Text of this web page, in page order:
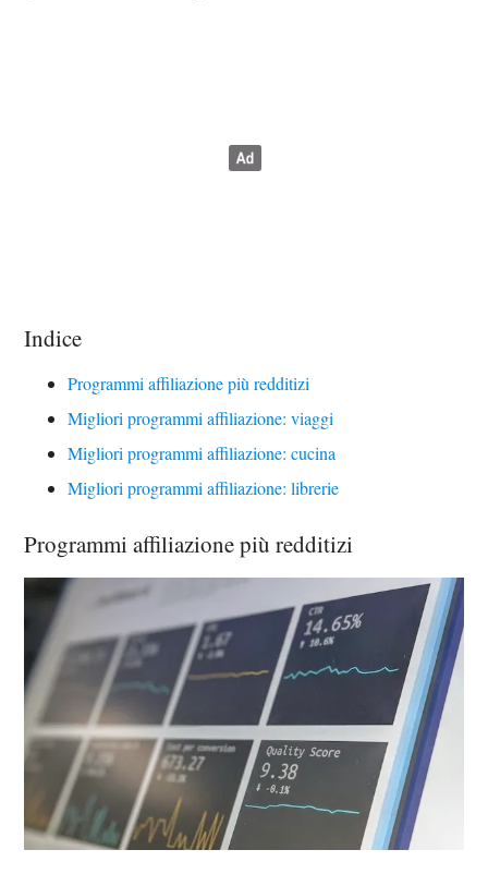
Indice
Programmi affiliazione più redditizi
Migliori programmi affiliazione: viaggi
Migliori programmi affiliazione: cucina
Migliori programmi affiliazione: librerie
Programmi affiliazione più redditizi